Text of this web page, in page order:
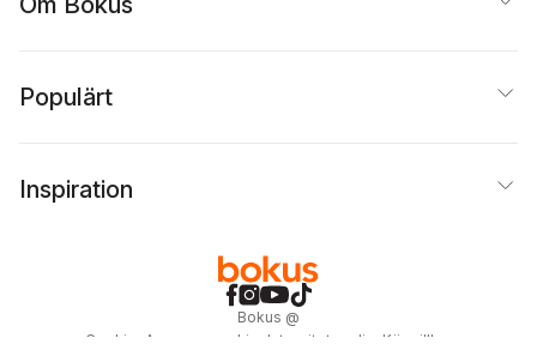
Populärt
Inspiration
Bokus @
Cookies
Anpassa cookies Integritetspolicy Köpvillkor